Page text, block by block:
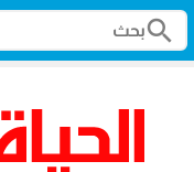
search